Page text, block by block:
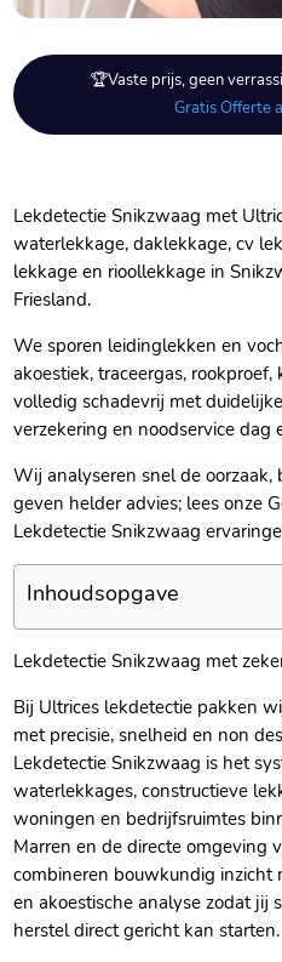
🏆Vaste prijs, geen
Gratis Offerte
Lekdetectie Snikzwaag met
waterlekkage, daklekkage, cv
lekkage en rioollekkage in
Friesland.​
We sporen leidinglekken en
akoestiek, traceergas,
volledig schadevrij met
verzekering en noodservice dag
Wij analyseren snel de
geven helder advies; lees onze
Lekdetectie Snikzwaag
Inhoudsopgave
Lekdetectie Snikzwaag met
Bij Ultrices lekdetectie pakken
met precisie, snelheid en non
Lekdetectie Snikzwaag is het
waterlekkages, constructieve
woningen en bedrijfsruimtes
Marren en de directe omgeving
combineren bouwkundig inzicht
en akoestische analyse zodat jij
herstel direct gericht kan starten.​